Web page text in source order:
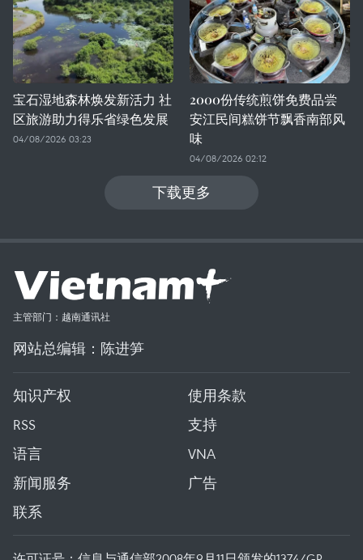
宝石湿地森林焕发新活力 社
区旅游助力得乐省绿色发展
04/08/2026 03:23
2000份传统煎饼免费品尝
安江民间糕饼节飘香南部风
味
04/08/2026 02:12
下载更多
主管部门：越南通讯社
网站总编辑：陈进笋
知识产权
使用条款
RSS
支持
语言
VNA
新闻服务
广告
联系